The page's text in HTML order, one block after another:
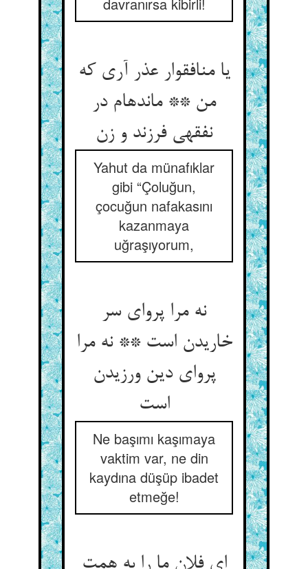
یا منافق‏وار عذر آری که
من ** مانده‏ام در
نفقه‏ی فرزند و زن‏
Yahut da münafıklar
gibi “Çoluğun,
çocuğun nafakasını
kazanmaya
uğraşıyorum,
نه مرا پروای سر
خاریدن است ** نه مرا
پروای دین ورزیدن
است‏
Ne başımı kaşımaya
vaktim var, ne din
kaydına düşüp ibadet
etmeğe!
ای فلان ما را به همت